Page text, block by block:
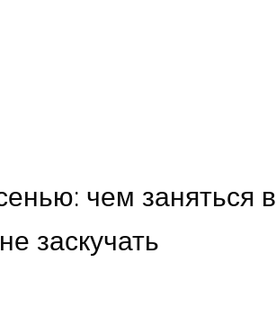
чем заняться в
заскучать